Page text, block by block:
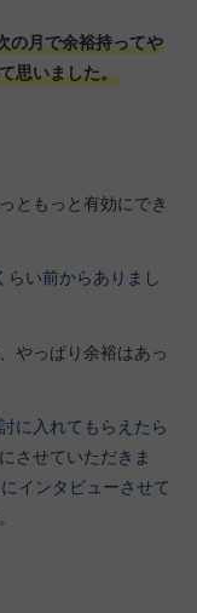
の月で余裕持ってや
思いました。
ともっと有効にでき
らい前からありまし
やっぱり余裕はあっ
に入れてもらえたら
させていただきま
インタビューさせて